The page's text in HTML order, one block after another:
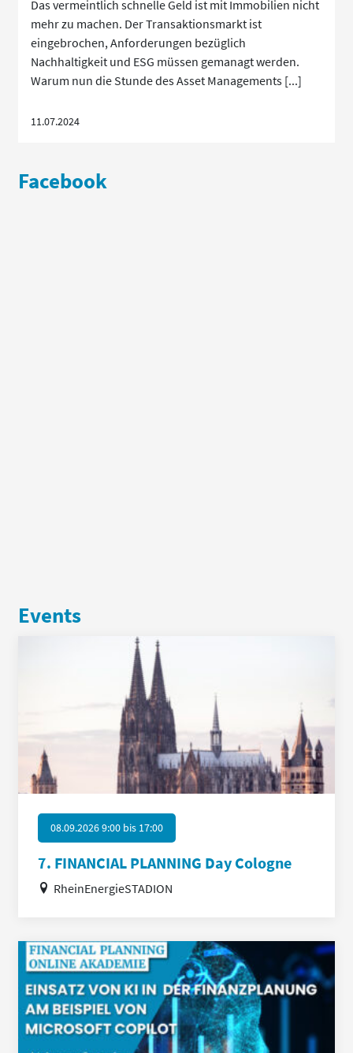
Das vermeintlich schnelle Geld ist mit Immobilien nicht
mehr zu machen. Der Transaktionsmarkt ist
eingebrochen, Anforderungen bezüglich
Nachhaltigkeit und ESG müssen gemanagt werden.
Warum nun die Stunde des Asset Managements [...]
11.07.2024
Facebook
Events
08.09.2026 9:00 bis 17:00
7. FINANCIAL PLANNING Day Cologne
RheinEnergieSTADION